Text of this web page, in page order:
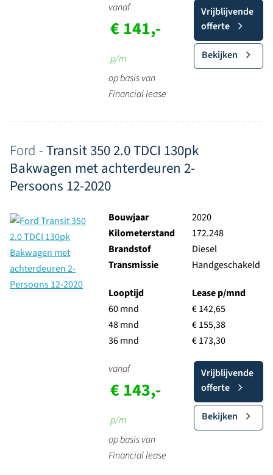
vanaf
€ 141,-
p/m
op basis van
Financial lease
Vrijblijvende
offerte
Bekijken
Ford -Transit 350 2.0 TDCI 130pk
Bakwagen met achterdeuren 2-
Persoons 12-2020
Bouwjaar
2020
Kilometerstand
172.248
Brandstof
Diesel
Transmissie
Handgeschakeld
Looptijd
60 mnd
48 mnd
36 mnd
Lease p/mnd
€ 142,65
€ 155,38
€ 173,30
vanaf
€ 143,-
p/m
op basis van
Financial lease
Vrijblijvende
offerte
Bekijken